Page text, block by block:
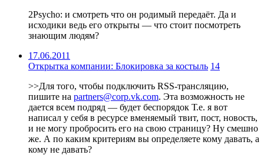
2Psycho: и смотреть что он родимый передаёт. Да и
исходики ведь его открыты — что стоит посмотреть
знающим людям?
17.06.2011
Открытка компании: Блокировка за костыль 14
>>Для того, чтобы подключить RSS-трансляцию,
пишите на partners@corp.vk.com. Эта возможность не
дается всем подряд — будет беспорядок Т.е. я вот
написал у себя в ресурсе вменяемый твит, пост, новость,
и не могу пробросить его на свою страницу? Ну смешно
же. А по каким критериям вы определяете кому давать, а
кому не давать?